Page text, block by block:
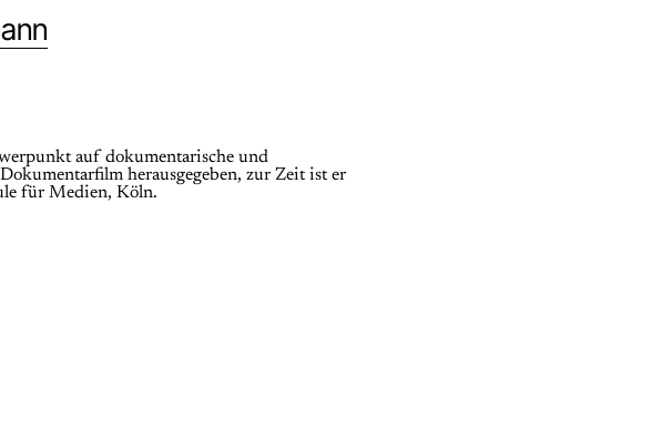
auf dokumentarische und
herausgegeben, zur Zeit ist er
für Medien, Köln.